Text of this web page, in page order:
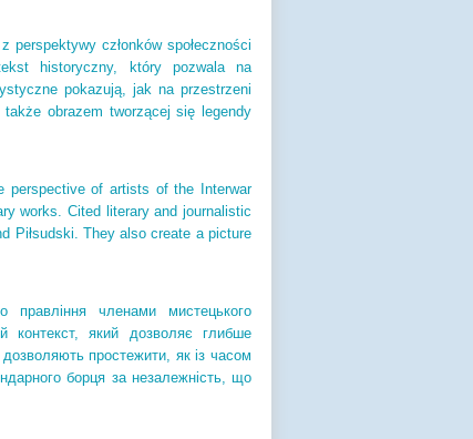
perspektywy członków społeczności
historyczny, który pozwala na
pokazują, jak na przestrzeni
obrazem tworzącej się legendy
perspective of artists of the Interwar
works. Cited literary and journalistic
Piłsudski. They also create a picture
правління членами мистецького
контекст, який дозволяє глибше
дозволяють простежити, як із часом
борця за незалежність, що